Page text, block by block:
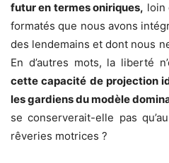
futur en termes oniriques, loin
formatés que nous avons
des lendemains et dont nous
En d’autres mots, la liberté
cette capacité de projection
les gardiens du modèle
se conserverait-elle pas
rêveries motrices ?